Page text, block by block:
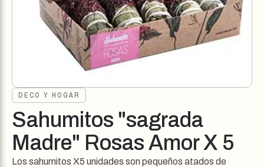
DECO Y HOGAR
Sahumitos "sagrada
Madre" Rosas Amor X 5
Los sahumitos X5 unidades son pequeños atados de